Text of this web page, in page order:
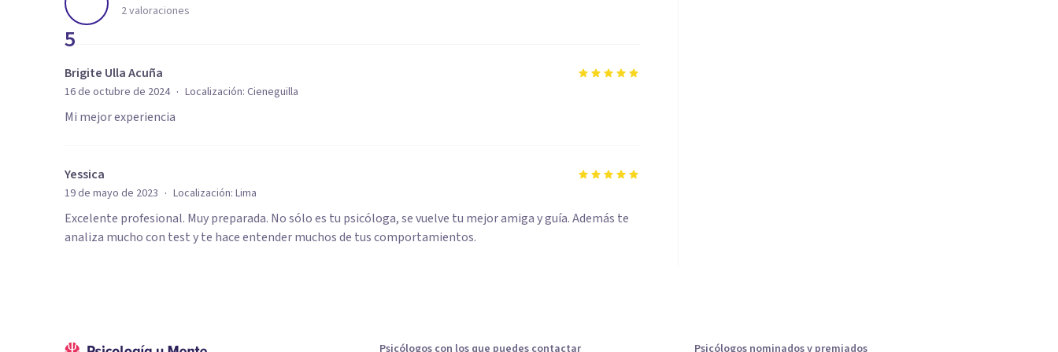
5
2valoraciones
Brigite Ulla Acuña
16 de octubre de 2024 · Localización: Cieneguilla
Mi mejor experiencia
Yessica
19 de mayo de 2023 · Localización: Lima
Excelente profesional. Muy preparada. No sólo es tu psicóloga, se vuelve tu mejor amiga y guía. Además te
analiza mucho con test y te hace entender muchos de tus comportamientos.
Psicólogos con los que puedes contactar Psicólogos nominados y premiados